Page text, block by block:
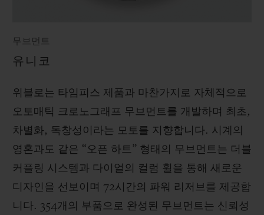
무브먼트
유니코
위블로는 타임피스 제품과 마찬가지로 자체적으로
오토매틱 크로노그래프 무브먼트를 개발하며 최초,
차별화, 독창성이라는 모토를 지향합니다. 시계의
영혼과도 같은 “오픈 하트” 형태의 무브먼트는 더블
커플링 시스템과 다이얼의 컬럼 휠을 통해 새로운
디자인을 선보이며 72시간의 파워 리저브를 제공합
니다. 354개의 부품으로 완성된 무브먼트는 신뢰성